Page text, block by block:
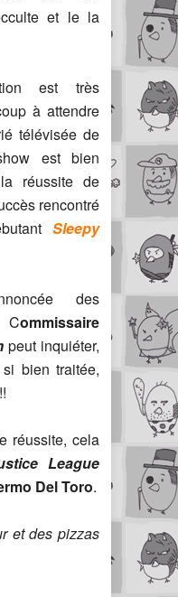
et le la
est très
à attendre
télévisée de
est bien
réussite de
rencontré
Sleepy
des
Commissaire
peut inquiéter,
bien traitée,
réussite, cela
League
Del Toro.
et des pizzas